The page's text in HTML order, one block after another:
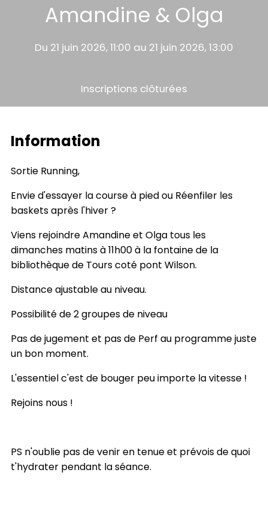
Amandine & Olga
Du 21 juin 2026, 11:00 au 21 juin 2026, 13:00
Inscriptions clôturées
Information
Sortie Running,
Envie d'essayer la course à pied ou Réenfiler les
baskets après l'hiver ?
Viens rejoindre Amandine et Olga tous les
dimanches matins à 11h00 à la fontaine de la
bibliothèque de Tours coté pont Wilson.
Distance ajustable au niveau.
Possibilité de 2 groupes de niveau
Pas de jugement et pas de Perf au programme juste
un bon moment.
L'essentiel c'est de bouger peu importe la vitesse !
Rejoins nous !
PS n'oublie pas de venir en tenue et prévois de quoi
t'hydrater pendant la séance.